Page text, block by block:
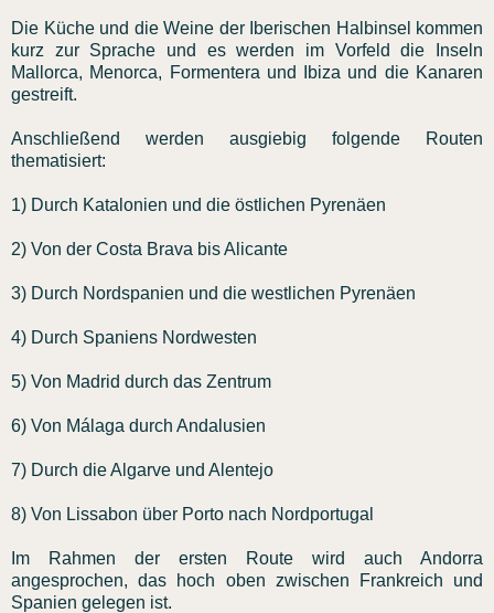
Die Küche und die Weine der Iberischen Halbinsel kommen
kurz zur Sprache und es werden im Vorfeld die Inseln
Mallorca, Menorca, Formentera und Ibiza und die Kanaren
gestreift.
Anschließend werden ausgiebig folgende Routen
thematisiert:
1) Durch Katalonien und die östlichen Pyrenäen
2) Von der Costa Brava bis Alicante
3) Durch Nordspanien und die westlichen Pyrenäen
4) Durch Spaniens Nordwesten
5) Von Madrid durch das Zentrum
6) Von Málaga durch Andalusien
7) Durch die Algarve und Alentejo
8) Von Lissabon über Porto nach Nordportugal
Im Rahmen der ersten Route wird auch Andorra
angesprochen, das hoch oben zwischen Frankreich und
Spanien gelegen ist.